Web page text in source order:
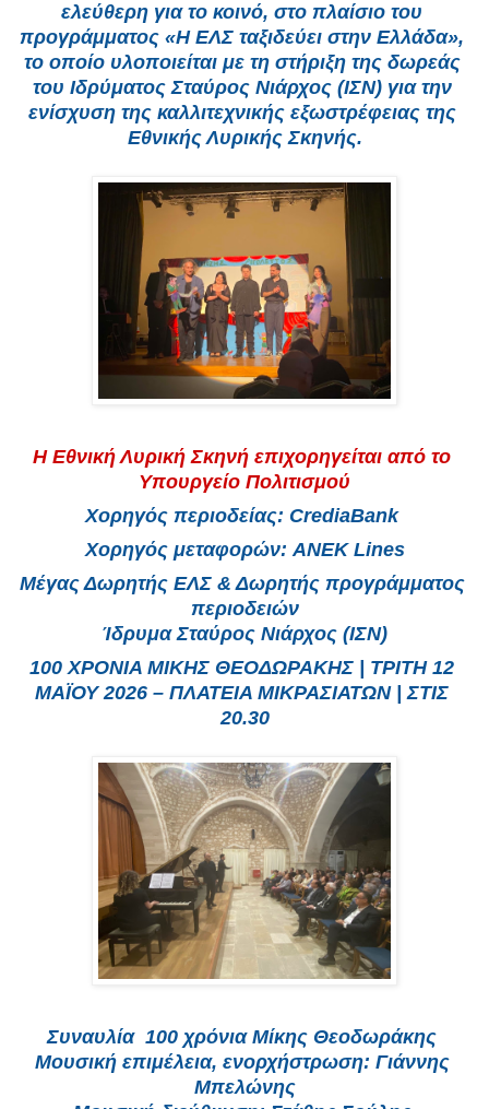
ελεύθερη για το κοινό, στο πλαίσιο του
προγράμματος «Η ΕΛΣ ταξιδεύει στην Ελλάδα»,
το οποίο υλοποιείται με τη στήριξη της δωρεάς
του Ιδρύματος Σταύρος Νιάρχος (ΙΣΝ) για την
ενίσχυση της καλλιτεχνικής εξωστρέφειας της
Εθνικής Λυρικής Σκηνής.
Η Εθνική Λυρική Σκηνή επιχορηγείται από το
Υπουργείο Πολιτισμού
Χορηγός περιοδείας: CrediaBank
Χορηγός μεταφορών: ANEK Lines
Μέγας Δωρητής ΕΛΣ & Δωρητής προγράμματος
περιοδειών
Ίδρυμα Σταύρος Νιάρχος (ΙΣΝ)
100 ΧΡΟΝΙΑ ΜΙΚΗΣ ΘΕΟΔΩΡΑΚΗΣ | ΤΡΙΤΗ 12
ΜΑΪΟΥ 2026 – ΠΛΑΤΕΙΑ ΜΙΚΡΑΣΙΑΤΩΝ | ΣΤΙΣ
20.30
Συναυλία  100 χρόνια Μίκης Θεοδωράκης
Μουσική επιμέλεια, ενορχήστρωση: Γιάννης
Μπελώνης